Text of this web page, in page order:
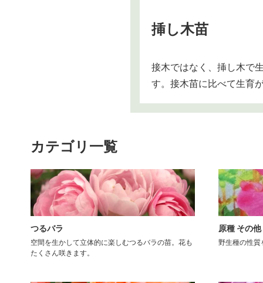
挿し木苗
接木ではなく、挿し木で
す。接木苗に比べて生育
カテゴリ一覧
つるバラ
空間を生かして立体的に楽しむつるバラの苗。花も
たくさん咲きます。
原種 その他
野生種の性質